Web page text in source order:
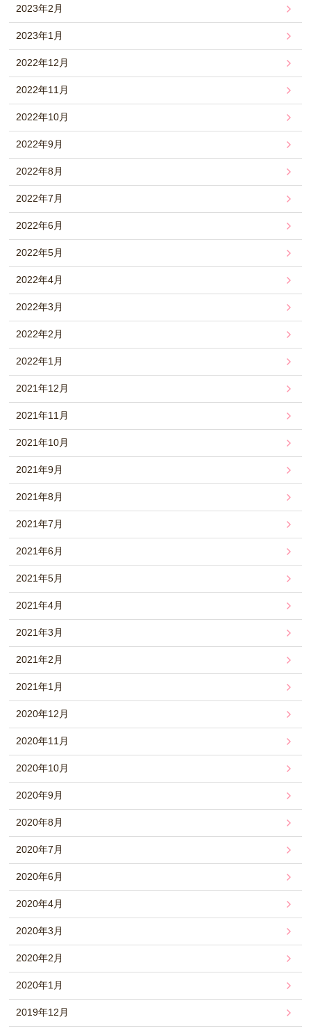
2023年2月
2023年1月
2022年12月
2022年11月
2022年10月
2022年9月
2022年8月
2022年7月
2022年6月
2022年5月
2022年4月
2022年3月
2022年2月
2022年1月
2021年12月
2021年11月
2021年10月
2021年9月
2021年8月
2021年7月
2021年6月
2021年5月
2021年4月
2021年3月
2021年2月
2021年1月
2020年12月
2020年11月
2020年10月
2020年9月
2020年8月
2020年7月
2020年6月
2020年4月
2020年3月
2020年2月
2020年1月
2019年12月